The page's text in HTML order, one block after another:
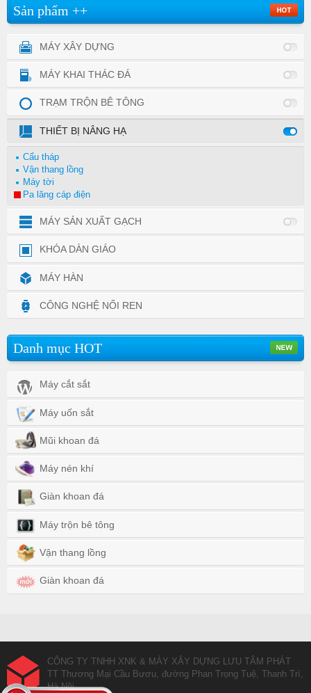
Sản phẩm ++
MÁY XÂY DỰNG
MÁY KHAI THÁC ĐÁ
TRẠM TRỘN BÊ TÔNG
THIẾT BỊ NÂNG HẠ
Cẩu tháp
Vận thang lồng
Máy tời
Pa lăng cáp điện
MÁY SẢN XUẤT GẠCH
KHÓA DÀN GIÁO
MÁY HÀN
CÔNG NGHỆ NỐI REN
Danh mục HOT
Máy cắt sắt
Máy uốn sắt
Mũi khoan đá
Máy nén khí
Giàn khoan đá
Máy trộn bê tông
Vận thang lồng
Giàn khoan đá
CÔNG TY TNHH XNK & MÁY XÂY DỰNG LƯU TÂM PHÁT
TT Thương Mại Cầu Bươu, đường Phan Trọng Tuệ, Thanh Trì,
Hà Nội